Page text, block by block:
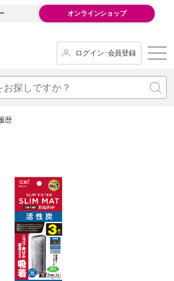
オンラインショップ
ログイン･会員登録
歴